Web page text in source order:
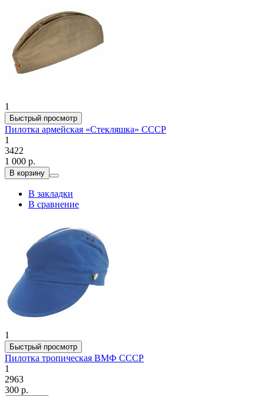
1
Быстрый просмотр
Пилотка армейская «Стекляшка» СССР
1
3422
1 000 р.
В корзину
В закладки
В сравнение
1
Быстрый просмотр
Пилотка тропическая ВМФ СССР
1
2963
300 р.